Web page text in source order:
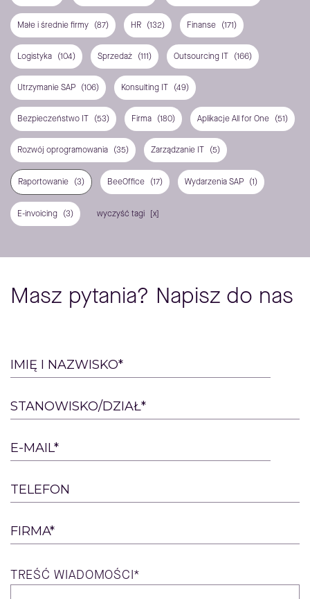
Małe i średnie firmy (87) HR (132) Finanse (171)
Logistyka (104) Sprzedaż (111) Outsourcing IT (166)
Utrzymanie SAP (106) Konsulting IT (49)
Bezpieczeństwo IT (53) Firma (180) Aplikacje All for One (51)
Rozwój oprogramowania (35) Zarządzanie IT (5)
Raportowanie (3) BeeOffice (17) Wydarzenia SAP (1)
E-invoicing (3) wyczyść tagi
Masz pytania? Napisz do nas
Please
leave
this
field
empty.
IMIĘ I NAZWISKO*
STANOWISKO/DZIAŁ*
E-MAIL*
TELEFON
FIRMA*
TREŚĆ WIADOMOŚCI*